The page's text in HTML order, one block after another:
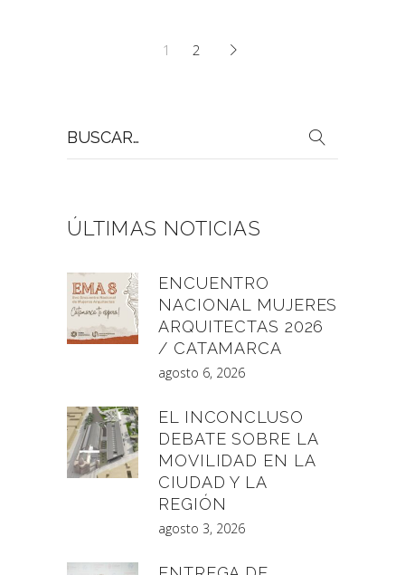
1 2
por:
ÚLTIMAS NOTICIAS
ENCUENTRO
NACIONAL MUJERES
ARQUITECTAS 2026
/ CATAMARCA
agosto 6, 2026
EL INCONCLUSO
DEBATE SOBRE LA
MOVILIDAD EN LA
CIUDAD Y LA
REGIÓN
agosto 3, 2026